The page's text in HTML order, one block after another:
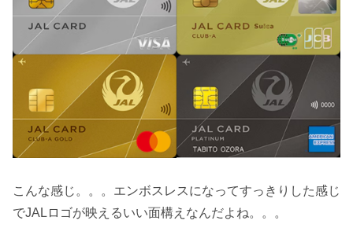
こんな感じ。。。エンボスレスになってすっきりした感じ
でJALロゴが映えるいい面構えなんだよね。。。